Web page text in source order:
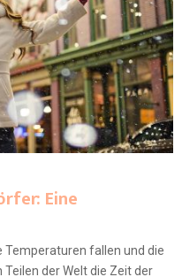
Eine
Temperaturen fallen und die
der Welt die Zeit der